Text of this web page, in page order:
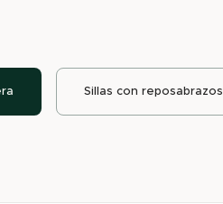
Sillas con reposabrazos